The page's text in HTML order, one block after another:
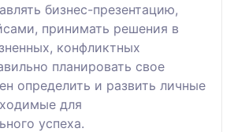
бизнес-презентацию,
принимать решения в
конфликтных
планировать свое
определить и развить личные
для
успеха.